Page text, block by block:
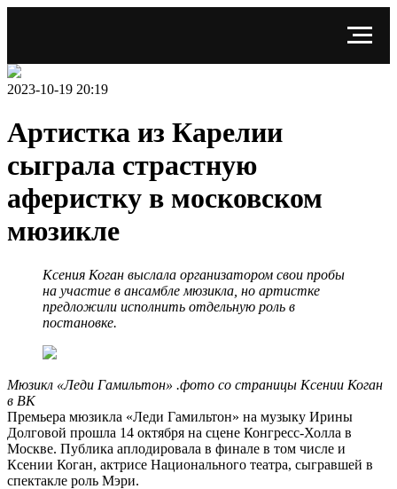
2023-10-19 20:19
Артистка из Карелии
сыграла страстную
аферистку в московском
мюзикле
Ксения Коган выслала организатором свои пробы
на участие в ансамбле мюзикла, но артистке
предложили исполнить отдельную роль в
постановке.
Мюзикл «Леди Гамильтон» .фото со страницы Ксении Коган
в ВК
Премьера мюзикла «Леди Гамильтон» на музыку Ирины
Долговой прошла 14 октября на сцене Конгресс-Холла в
Москве. Публика аплодировала в финале в том числе и
Ксении Коган, актрисе Национального театра, сыгравшей в
спектакле роль Мэри.